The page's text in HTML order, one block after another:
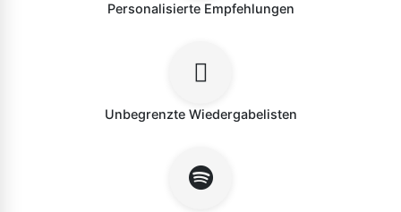
Personalisierte Empfehlungen
Unbegrenzte Wiedergabelisten